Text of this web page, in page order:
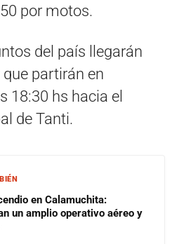
por motos.
del país llegarán
partirán en
18:30 hs hacia el
de Tanti.
en Calamuchita:
un amplio operativo aéreo y